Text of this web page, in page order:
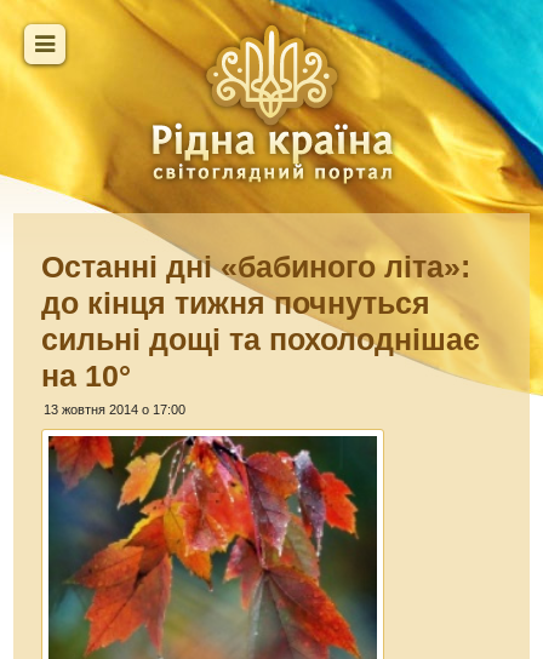
Останні дні «бабиного літа»:
до кінця тижня почнуться
сильні дощі та похолоднішає
на 10°
13 жовтня 2014 о 17:00